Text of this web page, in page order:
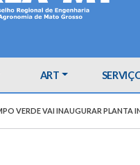
ART
VERDE VAI INAUGURAR PLANTA